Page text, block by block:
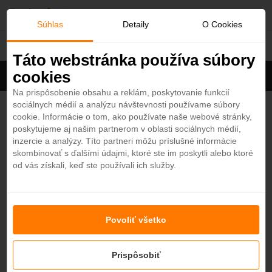
ú
Hotely
Filter
Zobrazených 1zo 667 hotelov Zobraziť všetky
Hotel Riu Palace Santa Maria 5*
4,3
Kapverdské ostrovy - Plážový hotel
Nenašli ste hotel podľa svojich predstáv?
Zobraziť hotely
Súhlas Detaily O Cookies
Táto webstránka používa súbory
cookies
Na prispôsobenie obsahu a reklám, poskytovanie funkcií
sociálnych médií a analýzu návštevnosti používame súbory
cookie. Informácie o tom, ako používate naše webové stránky,
poskytujeme aj našim partnerom v oblasti sociálnych médií,
inzercie a analýzy. Títo partneri môžu príslušné informácie
skombinovať s ďalšími údajmi, ktoré ste im poskytli alebo ktoré
od vás získali, keď ste používali ich služby.
Prispôsobiť
Povoliť všetko